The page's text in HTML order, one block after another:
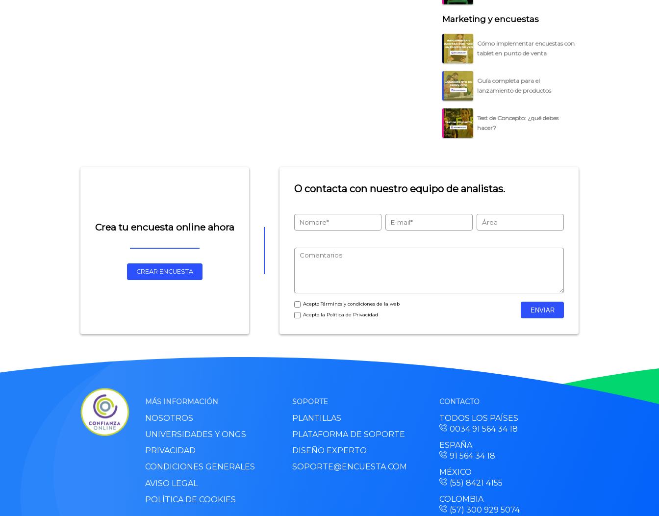
Marketing y encuestas
Cómo implementar encuestas con
tablet en punto de venta
Guía completa para el
lanzamiento de productos
Test de Concepto: ¿qué debes
hacer?
Crea tu encuesta online ahora
CREAR ENCUESTA
O contacta con nuestro equipo de analistas.
AceptoTérminos y condiciones de la web
Acepto la Política de Privacidad
MÁS INFORMACIÓN
NOSOTROS
UNIVERSIDADES Y ONGS
PRIVACIDAD
CONDICIONES GENERALES
AVISO LEGAL
POLÍTICA DE COOKIES
SOPORTE
PLANTILLAS
PLATAFORMA DE SOPORTE
DISEÑO EXPERTO
SOPORTE@ENCUESTA.COM
CONTACTO
TODOS LOS PAÍSES
0034 91 564 34 18
ESPAÑA
91 564 34 18
MÉXICO
(55) 8421 4155
COLOMBIA
(57) 300 929 5074